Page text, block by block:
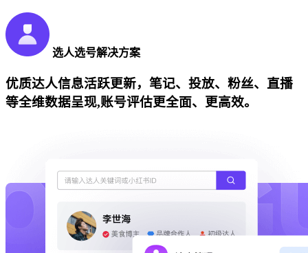
选人选号解决方案
优质达人信息活跃更新，笔记、投放、粉丝、直播
等全维数据呈现,账号评估更全面、更高效。